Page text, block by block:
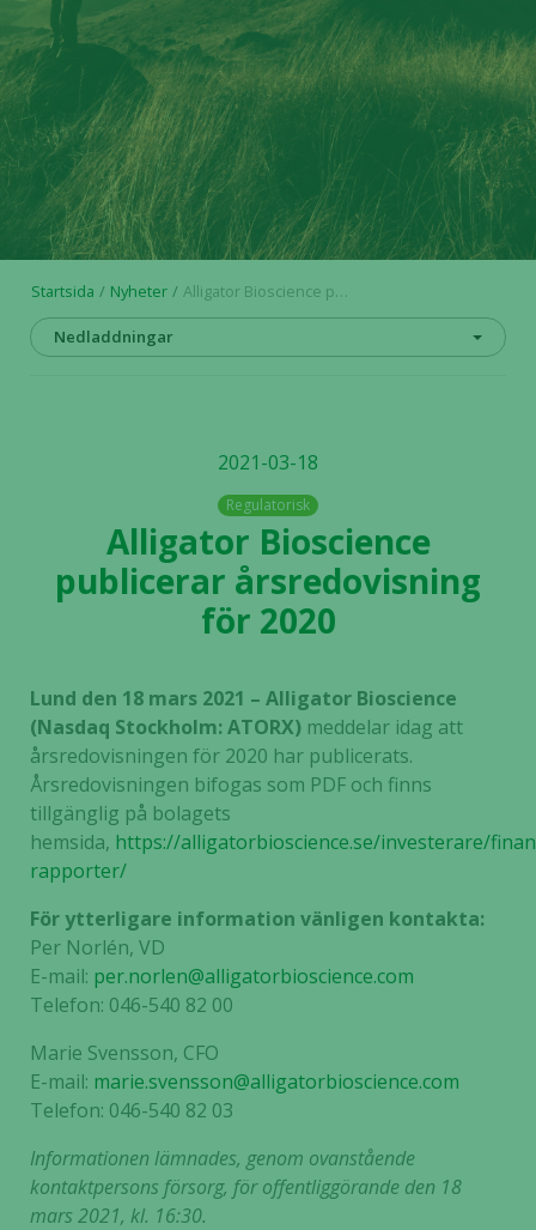
Startsida Nyheter Alligator Bioscience publicerar årsredovisning för 2020
Nedladdningar
2021-03-18
Regulatorisk
Alligator Bioscience
publicerar årsredovisning
för 2020
Lund den 18 mars 2021 – Alligator Bioscience
(Nasdaq Stockholm: ATORX) meddelar idag att
årsredovisningen för 2020 har publicerats.
Årsredovisningen bifogas som PDF och finns
tillgänglig på bolagets
hemsida, https://alligatorbioscience.se/investerare/
rapporter/
För ytterligare information vänligen kontakta:
Per Norlén, VD
E-mail: per.norlen@alligatorbioscience.com
Telefon: 046-540 82 00
Marie Svensson, CFO
E-mail: marie.svensson@alligatorbioscience.com
Telefon: 046-540 82 03
Informationen lämnades, genom ovanstående
kontaktpersons försorg, för offentliggörande den 18
mars 2021, kl. 16:30.